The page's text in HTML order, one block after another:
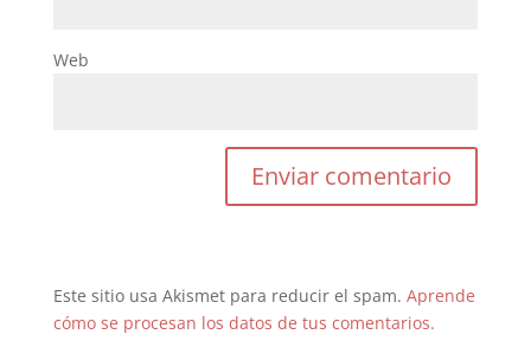
Web
Este sitio usa Akismet para reducir el spam. Aprende
cómo se procesan los datos de tus comentarios.